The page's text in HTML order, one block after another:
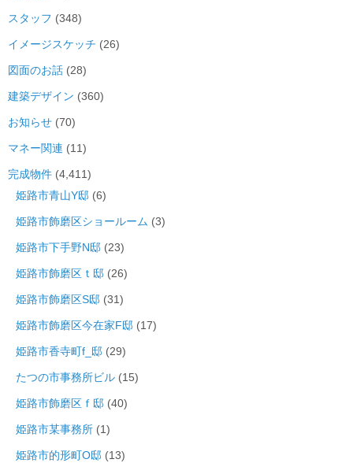
スタッフ (348)
イメージスケッチ (26)
図面のお話 (28)
建築デザイン (360)
お知らせ (70)
マネー関連 (11)
完成物件 (4,411)
姫路市青山Y邸 (6)
姫路市飾磨区ショールーム (3)
姫路市下手野N邸 (23)
姫路市飾磨区ｔ邸 (26)
姫路市飾磨区S邸 (31)
姫路市飾磨区今在家F邸 (17)
姫路市香寺町f_邸 (29)
たつの市事務所ビル (15)
姫路市飾磨区ｆ邸 (40)
姫路市某事務所 (1)
姫路市的形町O邸 (13)